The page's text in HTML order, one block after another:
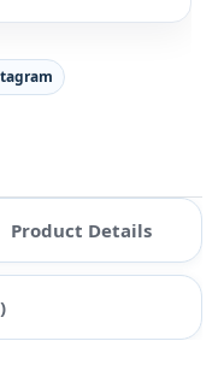
Product Details